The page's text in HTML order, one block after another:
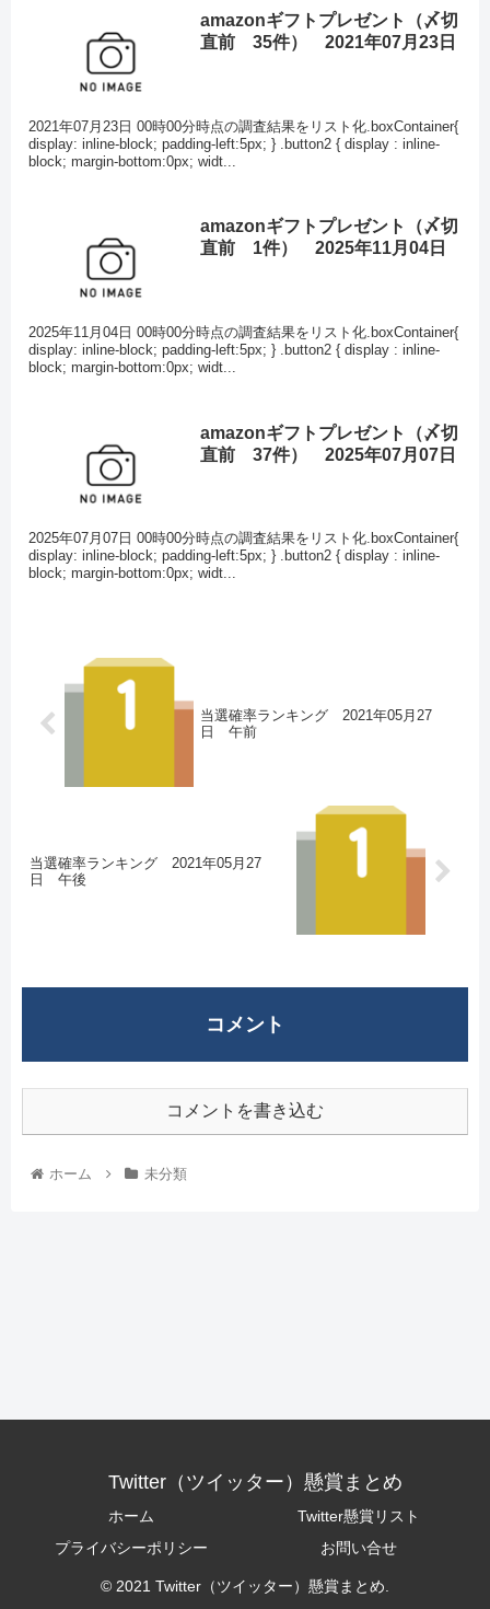
amazonギフトプレゼント（〆切
直前 35件） 2021年07月23日
2021年07月23日 00時00分時点の調査結果をリスト化.boxContainer{
display: inline-block; padding-left:5px; } .button2 { display : inline-
block; margin-bottom:0px; widt...
amazonギフトプレゼント（〆切
直前 1件） 2025年11月04日
2025年11月04日 00時00分時点の調査結果をリスト化.boxContainer{
display: inline-block; padding-left:5px; } .button2 { display : inline-
block; margin-bottom:0px; widt...
amazonギフトプレゼント（〆切
直前 37件） 2025年07月07日
2025年07月07日 00時00分時点の調査結果をリスト化.boxContainer{
display: inline-block; padding-left:5px; } .button2 { display : inline-
block; margin-bottom:0px; widt...
当選確率ランキング 2021年05月27
日 午前
当選確率ランキング 2021年05月27
日 午後
コメント
コメントを書き込む
ホーム 未分類
Twitter（ツイッター）懸賞まとめ
ホーム
Twitter懸賞リスト
プライバシーポリシー
お問い合せ
© 2021 Twitter（ツイッター）懸賞まとめ.